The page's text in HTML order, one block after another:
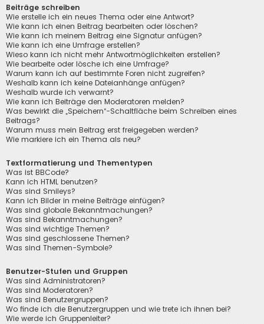
Beiträge schreiben
Wie erstelle ich ein neues Thema oder eine Antwort?
Wie kann ich einen Beitrag bearbeiten oder löschen?
Wie kann ich meinem Beitrag eine Signatur anfügen?
Wie kann ich eine Umfrage erstellen?
Wieso kann ich nicht mehr Antwortmöglichkeiten erstellen?
Wie bearbeite oder lösche ich eine Umfrage?
Warum kann ich auf bestimmte Foren nicht zugreifen?
Weshalb kann ich keine Dateianhänge anfügen?
Weshalb wurde ich verwarnt?
Wie kann ich Beiträge den Moderatoren melden?
Was bewirkt die „Speichern“-Schaltfläche beim Schreiben eines
Beitrags?
Warum muss mein Beitrag erst freigegeben werden?
Wie markiere ich ein Thema als neu?
Textformatierung und Thementypen
Was ist BBCode?
Kann ich HTML benutzen?
Was sind Smileys?
Kann ich Bilder in meine Beiträge einfügen?
Was sind globale Bekanntmachungen?
Was sind Bekanntmachungen?
Was sind wichtige Themen?
Was sind geschlossene Themen?
Was sind Themen-Symbole?
Benutzer-Stufen und Gruppen
Was sind Administratoren?
Was sind Moderatoren?
Was sind Benutzergruppen?
Wo finde ich die Benutzergruppen und wie trete ich ihnen bei?
Wie werde ich Gruppenleiter?